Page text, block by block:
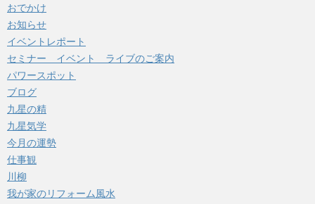
おでかけ
お知らせ
イベントレポート
セミナー イベント ライブのご案内
パワースポット
ブログ
九星の精
九星気学
今月の運勢
仕事観
川柳
我が家のリフォーム風水